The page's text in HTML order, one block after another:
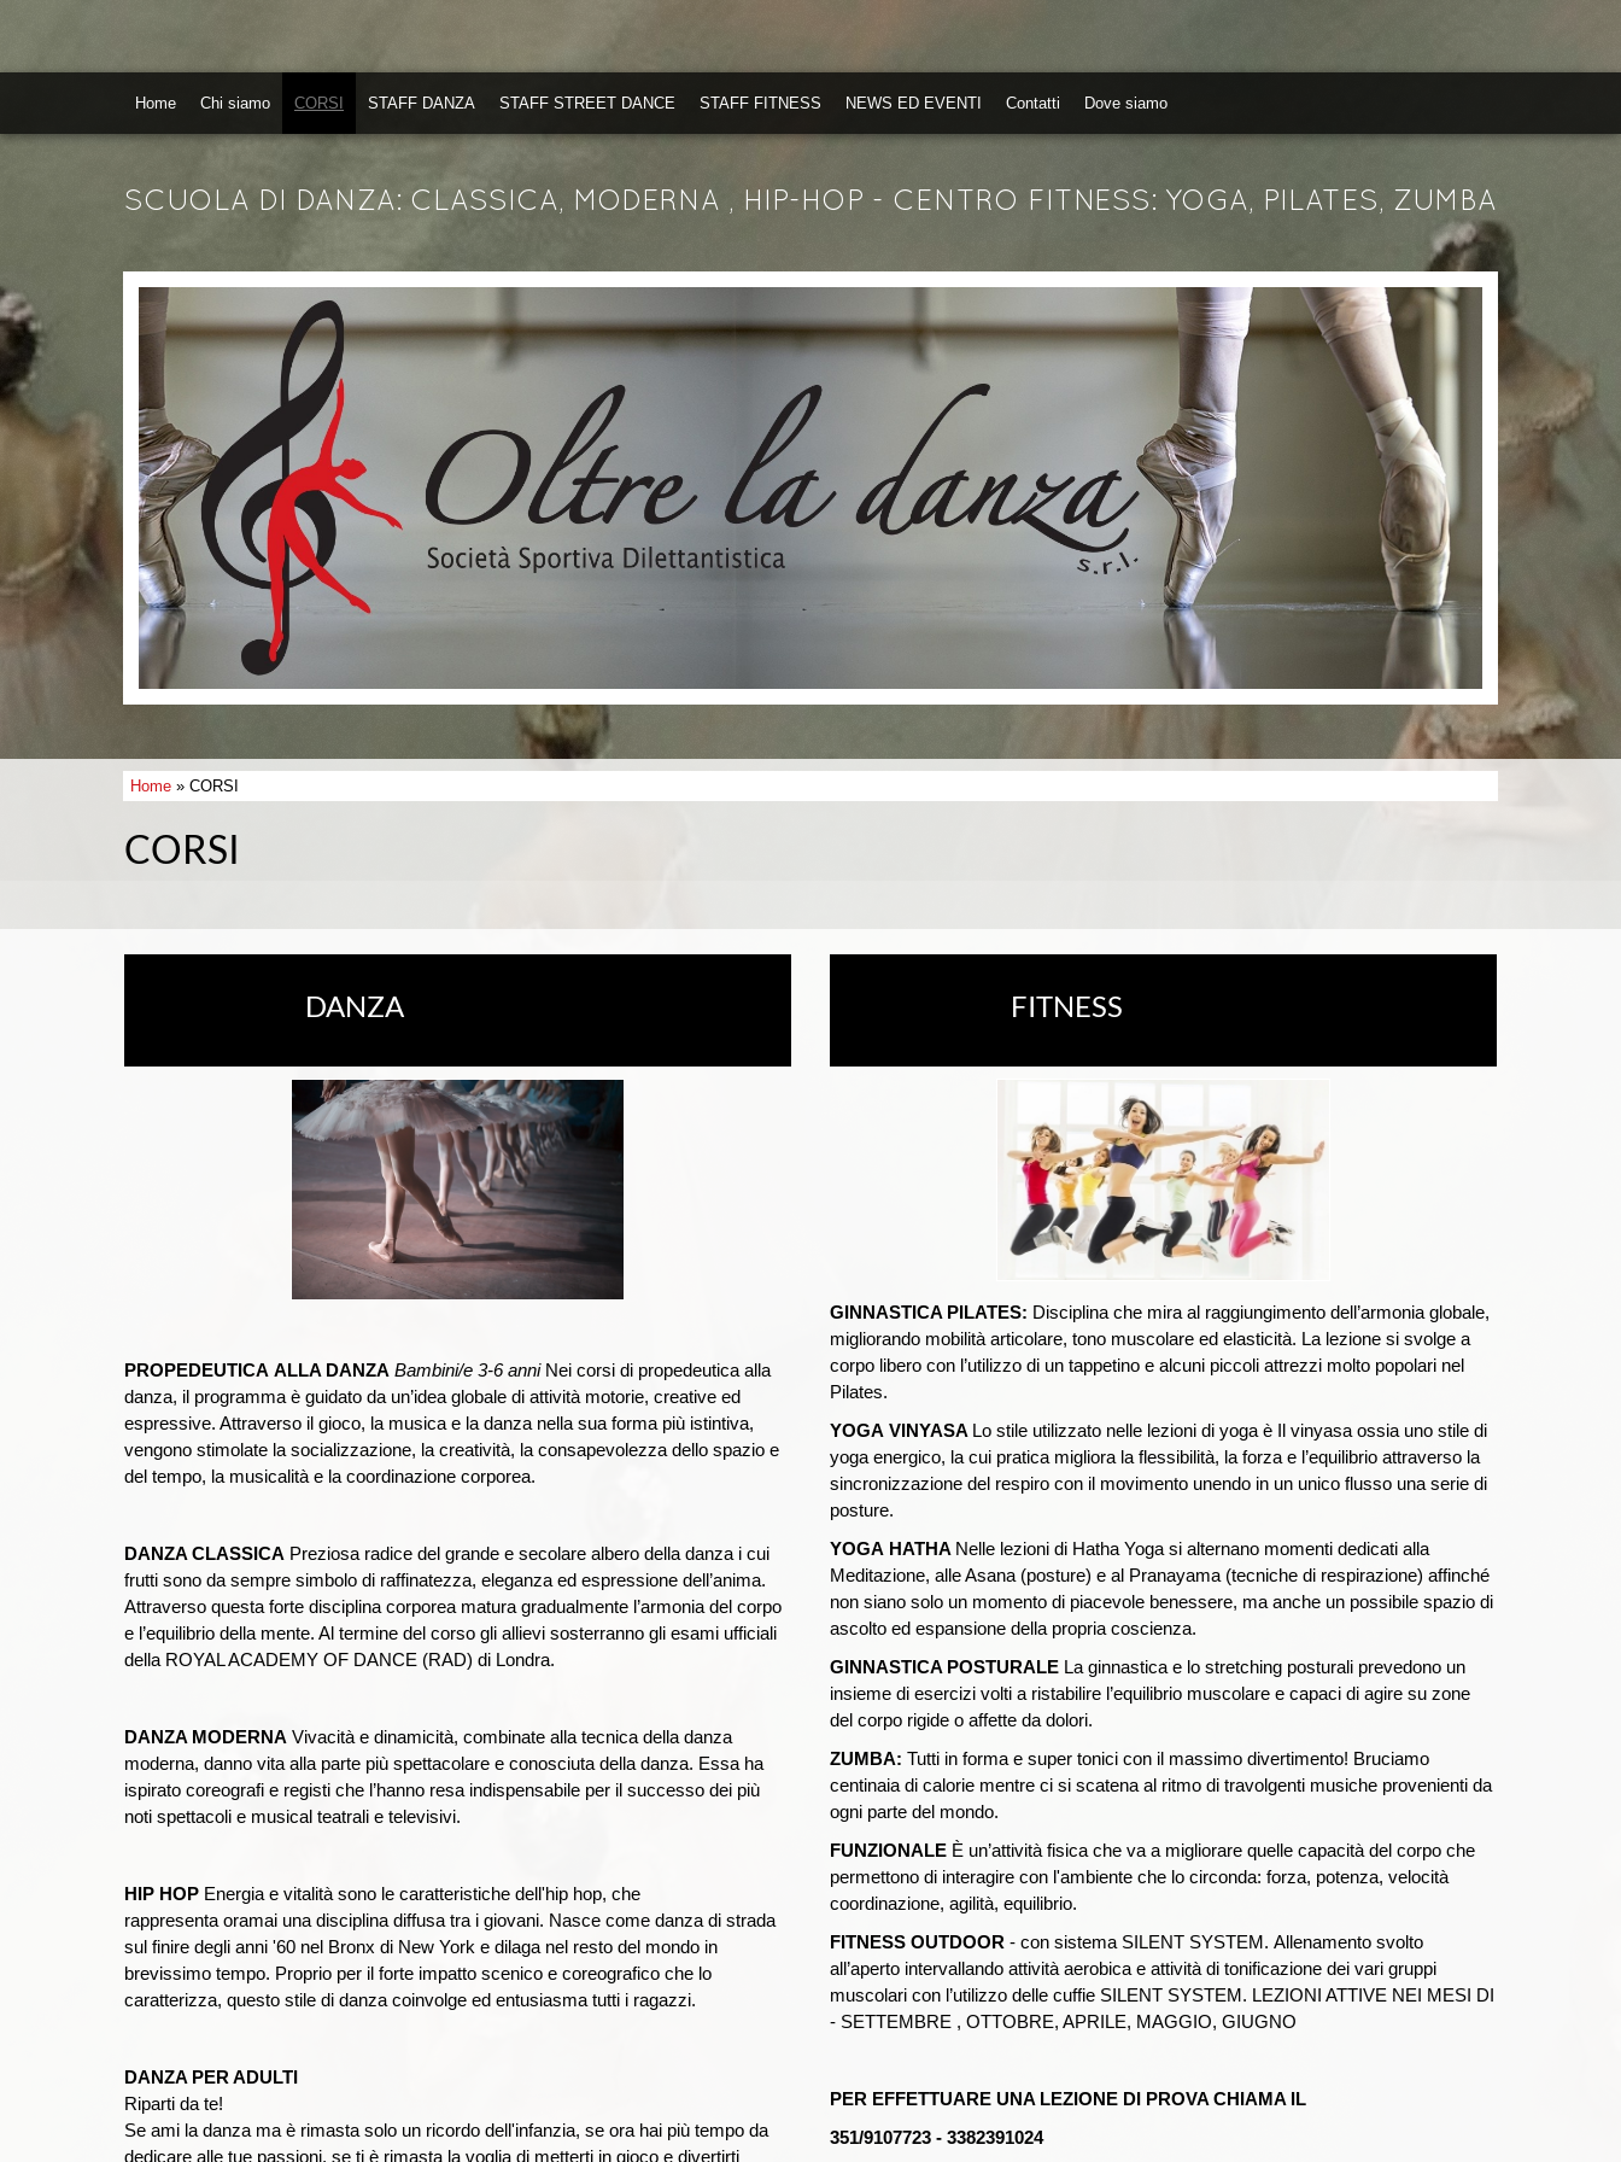
Home Chi siamo CORSI STAFF DANZA STAFF STREET DANCE STAFF FITNESS NEWS ED EVENTI Contatti Dove siamo
SCUOLA DI DANZA: CLASSICA, MODERNA , HIP-HOP - CENTRO FITNESS: YOGA, PILATES, ZUMBA
Home » CORSI
CORSI
PROPEDEUTICA ALLA DANZA Bambini/e 3-6 anni Nei corsi di propedeutica alla
danza, il programma è guidato da un’idea globale di attività motorie, creative ed
espressive. Attraverso il gioco, la musica e la danza nella sua forma più istintiva,
vengono stimolate la socializzazione, la creatività, la consapevolezza dello spazio e
del tempo, la musicalità e la coordinazione corporea.
DANZA CLASSICA Preziosa radice del grande e secolare albero della danza i cui
frutti sono da sempre simbolo di raffinatezza, eleganza ed espressione dell’anima.
Attraverso questa forte disciplina corporea matura gradualmente l’armonia del corpo
e l’equilibrio della mente. Al termine del corso gli allievi sosterranno gli esami ufficiali
della ROYAL ACADEMY OF DANCE (RAD) di Londra.
DANZA MODERNA Vivacità e dinamicità, combinate alla tecnica della danza
moderna, danno vita alla parte più spettacolare e conosciuta della danza. Essa ha
ispirato coreografi e registi che l’hanno resa indispensabile per il successo dei più
noti spettacoli e musical teatrali e televisivi.
HIP HOP Energia e vitalità sono le caratteristiche dell'hip hop, che
rappresenta oramai una disciplina diffusa tra i giovani. Nasce come danza di strada
sul finire degli anni '60 nel Bronx di New York e dilaga nel resto del mondo in
brevissimo tempo. Proprio per il forte impatto scenico e coreografico che lo
caratterizza, questo stile di danza coinvolge ed entusiasma tutti i ragazzi.
DANZA PER ADULTI
Riparti da te!
Se ami la danza ma è rimasta solo un ricordo dell'infanzia, se ora hai più tempo da
dedicare alle tue passioni, se ti è rimasta la voglia di metterti in gioco e divertirti
FITNESS
GINNASTICA PILATES: Disciplina che mira al raggiungimento dell’armonia globale,
migliorando mobilità articolare, tono muscolare ed elasticità. La lezione si svolge a
corpo libero con l’utilizzo di un tappetino e alcuni piccoli attrezzi molto popolari nel
Pilates.
YOGA VINYASA Lo stile utilizzato nelle lezioni di yoga è Il vinyasa ossia uno stile di
yoga energico, la cui pratica migliora la flessibilità, la forza e l’equilibrio attraverso la
sincronizzazione del respiro con il movimento unendo in un unico flusso una serie di
posture.
YOGA HATHA Nelle lezioni di Hatha Yoga si alternano momenti dedicati alla
Meditazione, alle Asana (posture) e al Pranayama (tecniche di respirazione) affinché
non siano solo un momento di piacevole benessere, ma anche un possibile spazio di
ascolto ed espansione della propria coscienza.
GINNASTICA POSTURALE La ginnastica e lo stretching posturali prevedono un
insieme di esercizi volti a ristabilire l’equilibrio muscolare e capaci di agire su zone
del corpo rigide o affette da dolori.
ZUMBA: Tutti in forma e super tonici con il massimo divertimento! Bruciamo
centinaia di calorie mentre ci si scatena al ritmo di travolgenti musiche provenienti da
ogni parte del mondo.
FUNZIONALE È un’attività fisica che va a migliorare quelle capacità del corpo che
permettono di interagire con l'ambiente che lo circonda: forza, potenza, velocità
coordinazione, agilità, equilibrio.
FITNESS OUTDOOR - con sistema SILENT SYSTEM. Allenamento svolto
all’aperto intervallando attività aerobica e attività di tonificazione dei vari gruppi
muscolari con l’utilizzo delle cuffie SILENT SYSTEM. LEZIONI ATTIVE NEI MESI DI
- SETTEMBRE , OTTOBRE, APRILE, MAGGIO, GIUGNO
PER EFFETTUARE UNA LEZIONE DI PROVA CHIAMA IL
351/9107723 - 3382391024